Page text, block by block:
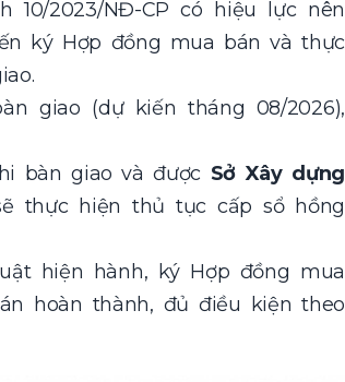
10/2023/NĐ-CP có hiệu lực nên
ký Hợp đồng mua bán và thực
giao (dự kiến tháng 08/2026),
bàn giao và được Sở Xây dựng
thực hiện thủ tục cấp sổ hồng
hiện hành, ký Hợp đồng mua
hoàn thành, đủ điều kiện theo